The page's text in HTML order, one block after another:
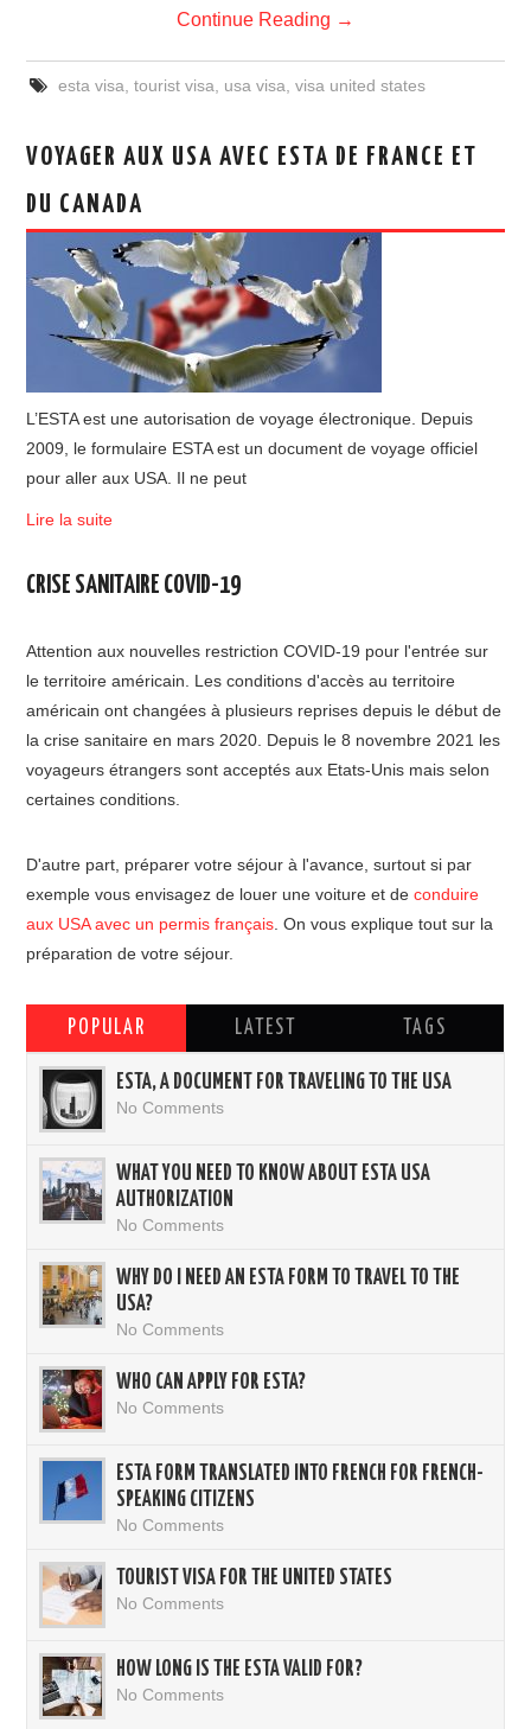
Continue Reading →
esta visa tourist visa usa visa visa united states
VOYAGER AUX USA AVEC ESTA DE FRANCE ET
DU CANADA
L’ESTA est une autorisation de voyage électronique. Depuis
2009, le formulaire ESTA est un document de voyage officiel
pour aller aux USA. Il ne peut
Lire la suite
CRISE SANITAIRE COVID-19
Attention aux nouvelles restriction COVID-19 pour l'entrée sur
le territoire américain. Les conditions d'accès au territoire
américain ont changées à plusieurs reprises depuis le début de
la crise sanitaire en mars 2020. Depuis le 8 novembre 2021 les
voyageurs étrangers sont acceptés aux Etats-Unis mais selon
certaines conditions.
D'autre part, préparer votre séjour à l'avance, surtout si par
exemple vous envisagez de louer une voiture et deconduire
aux USA avec un permis français . On vous explique tout sur la
préparation de votre séjour.
POPULAR LATEST TAGS
ESTA, A DOCUMENT FOR TRAVELING TO THE USA
No Comments
WHAT YOU NEED TO KNOW ABOUT ESTA USA
AUTHORIZATION
No Comments
WHY DO I NEED AN ESTA FORM TO TRAVEL TO THE
USA?
No Comments
WHO CAN APPLY FOR ESTA?
No Comments
ESTA FORM TRANSLATED INTO FRENCH FOR FRENCH-
SPEAKING CITIZENS
No Comments
TOURIST VISA FOR THE UNITED STATES
No Comments
HOW LONG IS THE ESTA VALID FOR?
No Comments